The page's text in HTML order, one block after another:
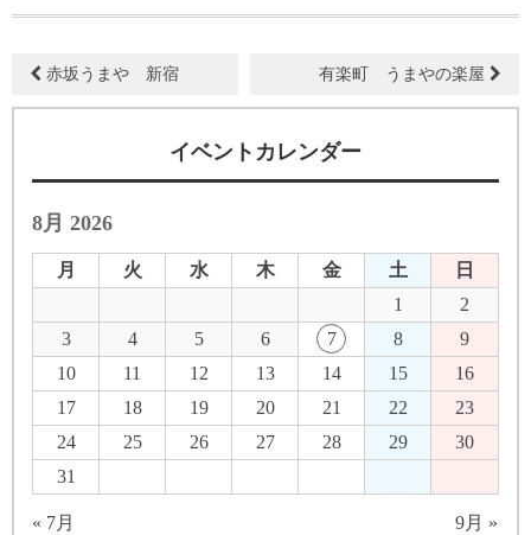
赤坂うまや 新宿 有楽町 うまやの楽屋
イベントカレンダー
8月 2026
月 火 水 木 金 土
日
1
2
3
4 5 6 7 8
9
10
11 12 13 14 15
16
17
18 19 20 21 22
23
24
25 26 27 28 29
30
31
« 7月 9月 »